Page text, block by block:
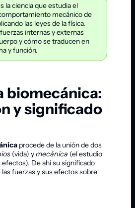
la ciencia que estudia el
mecánico de
las leyes de la física.
internas y externas
y cómo se traducen en
y función.
biomecánica:
y significado
procede de la unión de dos
(vida) ymecánica (el estudio
efectos). De ahí su significado
fuerzas y sus efectos sobre